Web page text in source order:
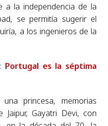
a la independencia de la
se permitía sugerir el
a los ingenieros de la
Portugal es la séptima
princesa, memorias
Gayatri Devi, con